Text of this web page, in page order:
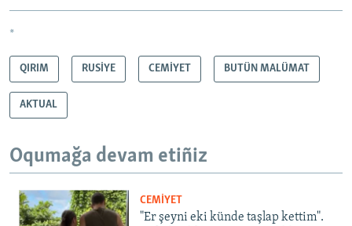
*
QIRIM RUSİYE CEMİYET BUTÜN MALÜMAT
AKTUAL
Oqumağa devam etiñiz
CEMİYET
"Er şeyni eki künde taşlap kettim".